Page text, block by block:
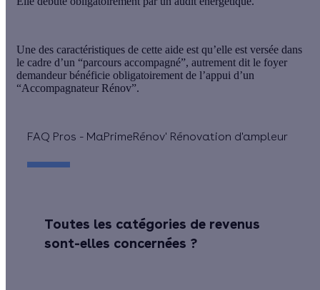
Une des caractéristiques de cette aide est qu’elle est versée dans
le cadre d’un “parcours accompagné”, autrement dit le foyer
demandeur bénéficie obligatoirement de l’appui d’un
“Accompagnateur Rénov”.
FAQ Pros - MaPrimeRénov' Rénovation d'ampleur
Toutes les catégories de revenus
sont-elles concernées ?